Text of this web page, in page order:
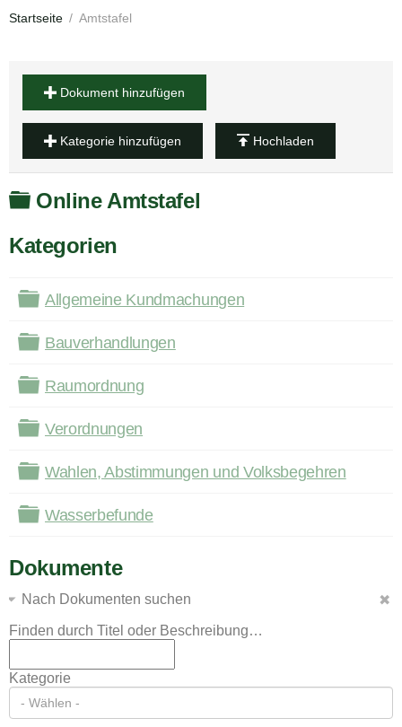
Startseite Amtstafel
Dokument hinzufügen
Kategorie hinzufügen Hochladen
Ordner
Online Amtstafel
Kategorien
Ordner
Allgemeine Kundmachungen
Ordner
Bauverhandlungen
Ordner
Raumordnung
Ordner
Verordnungen
Ordner
Wahlen, Abstimmungen und Volksbegehren
Ordner
Wasserbefunde
Dokumente
Nach Dokumenten suchen
Finden durch Titel oder Beschreibung…
Kategorie